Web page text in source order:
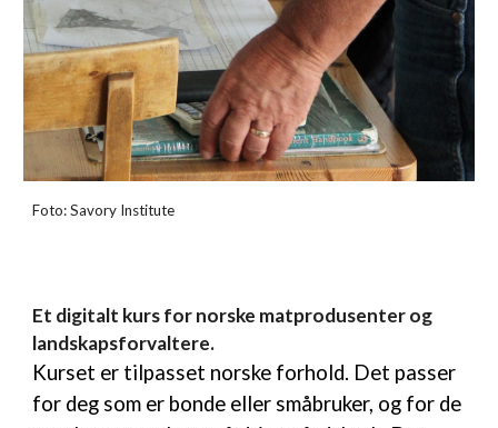
Foto: Savory Institute
Et digitalt kurs for norske matprodusenter og
landskapsforvaltere.
Kurset er tilpasset norske forhold. Det passer
for deg som er bonde eller småbruker, og for de